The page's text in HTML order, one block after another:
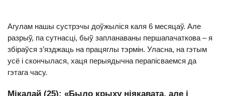
Агулам нашы сустрэчы доўжыліся каля 6 месяцаў. Але
разрыў, па сутнасці, быў запланаваны першапачаткова – я
збіраўся з’язджаць на працяглы тэрмін. Уласна, на гэтым
усё і скончылася, хаця перыядычна перапісваемся да
гэтага часу.
Мікалай (25): «Было крыху ніякавата, але і